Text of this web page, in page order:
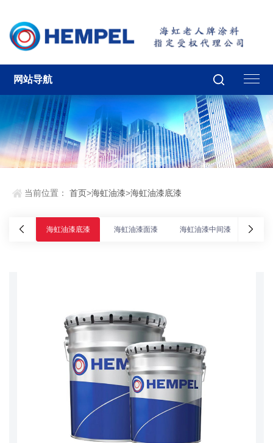
网站导航
当前位置：首页>海虹油漆>海虹油漆底漆
海虹油漆底漆 海虹油漆面漆 海虹油漆中间漆 海虹油